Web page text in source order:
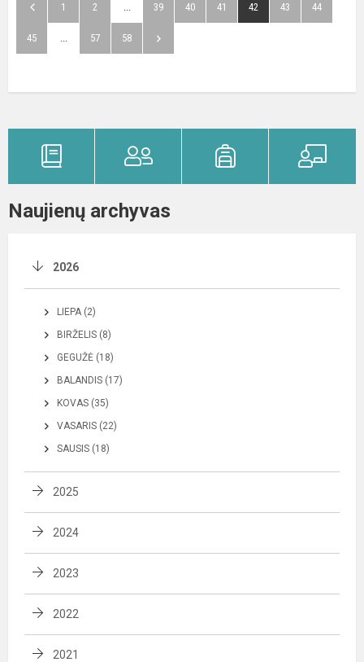
1 2 ... 39 40 41 42 43 44
45 ... 57 58
Naujienų archyvas
2026
LIEPA (2)
BIRŽELIS (8)
GEGUŽĖ (18)
BALANDIS (17)
KOVAS (35)
VASARIS (22)
SAUSIS (18)
2025
2024
2023
2022
2021